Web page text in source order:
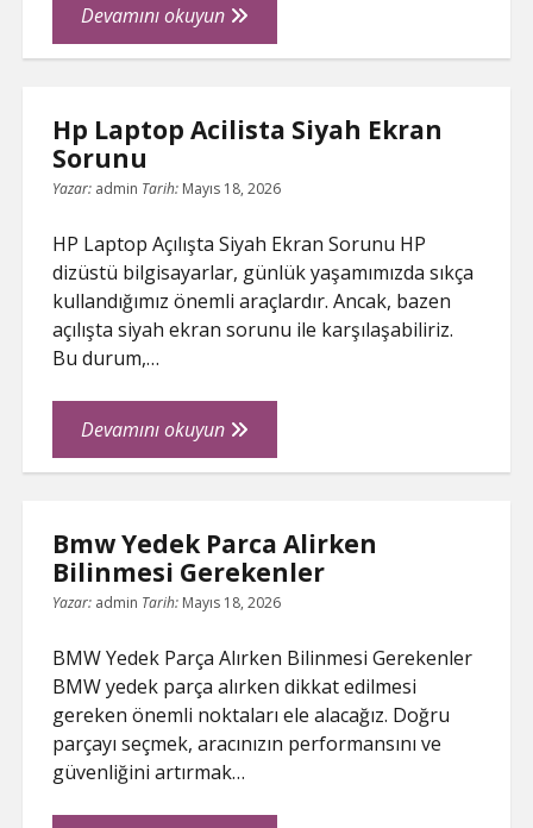
Devamını okuyunLenovo
Laptop
Nasil
Hp Laptop Acilista Siyah Ekran
Sorunu
Yazar: admin Tarih: Mayıs 18, 2026
HP Laptop Açılışta Siyah Ekran Sorunu HP
dizüstü bilgisayarlar, günlük yaşamımızda sıkça
kullandığımız önemli araçlardır. Ancak, bazen
açılışta siyah ekran sorunu ile karşılaşabiliriz.
Bu durum,…
Devamını okuyunHp
Laptop
Ekran
Sorunu
Bmw Yedek Parca Alirken
Bilinmesi Gerekenler
Yazar: admin Tarih: Mayıs 18, 2026
BMW Yedek Parça Alırken Bilinmesi Gerekenler
BMW yedek parça alırken dikkat edilmesi
gereken önemli noktaları ele alacağız. Doğru
parçayı seçmek, aracınızın performansını ve
güvenliğini artırmak…